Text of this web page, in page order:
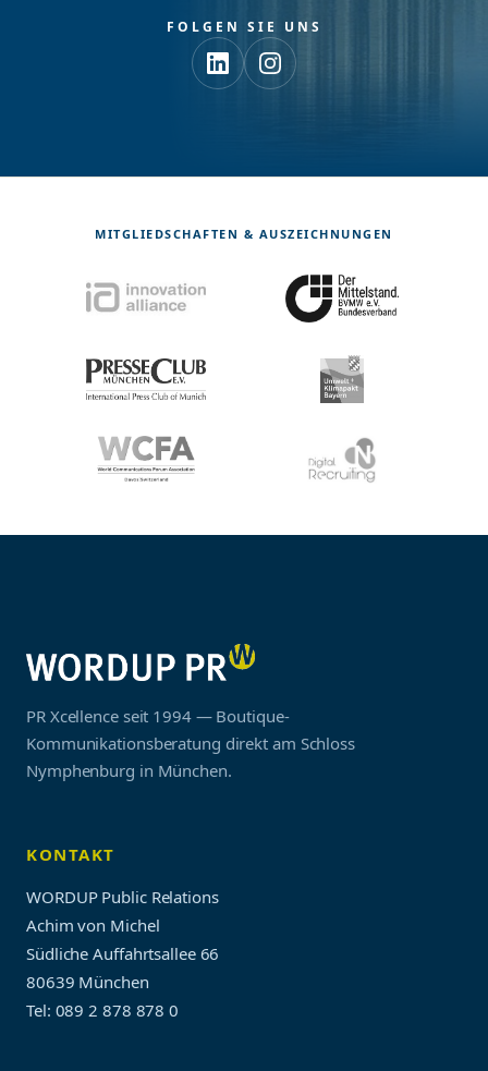
FOLGEN SIE UNS
MITGLIEDSCHAFTEN & AUSZEICHNUNGEN
PR Xcellence seit 1994 — Boutique-
Kommunikationsberatung direkt am Schloss
Nymphenburg in München.
KONTAKT
WORDUP Public Relations
Achim von Michel
Südliche Auffahrtsallee 66
80639 München
Tel: 089 2 878 878 0